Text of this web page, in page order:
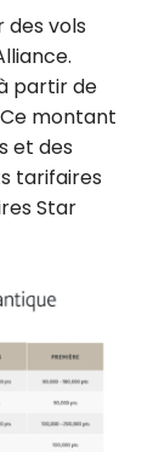
vols
partir de
montant
et des
tarifaires
Star